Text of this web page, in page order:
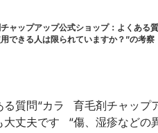
ャップアップ公式ショップ：よくある質
用できる人は限られていますか？”の考察
質問“カラ
大丈夫です
育毛剤チャップ
“傷、湿疹などの